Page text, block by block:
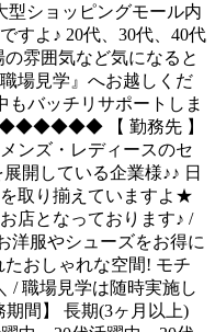
型ショッピングモール内
すよ♪ 20代、30代、40代
雰囲気など気になると
場見学』へお越しくだ
もバッチリサポートしま
【 勤務先 】
レディースのセ
開している企業様♪♪ 日
取り揃えていますよ★
店となっております♪ /
洋服やシューズをお得に
おしゃれな空間! モチ
/ 職場見学は随時実施し
間】 長期(3ヶ月以上)